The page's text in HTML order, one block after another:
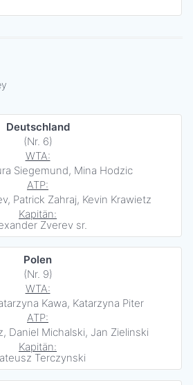
Deutschland
(Nr. 6)
WTA:
Siegemund, Mina Hodzic
ATP:
Patrick Zahraj, Kevin Krawietz
Kapitän:
Zverev sr.
Polen
(Nr. 9)
WTA:
Kawa, Katarzyna Piter
ATP:
Daniel Michalski, Jan Zielinski
Kapitän:
Terczynski